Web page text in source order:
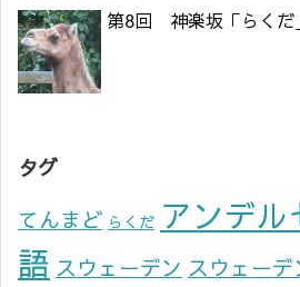
第8回 神楽坂「らくだ
タグ
てんまど らくだ アンデ
語 スウェーデン スウェーデ